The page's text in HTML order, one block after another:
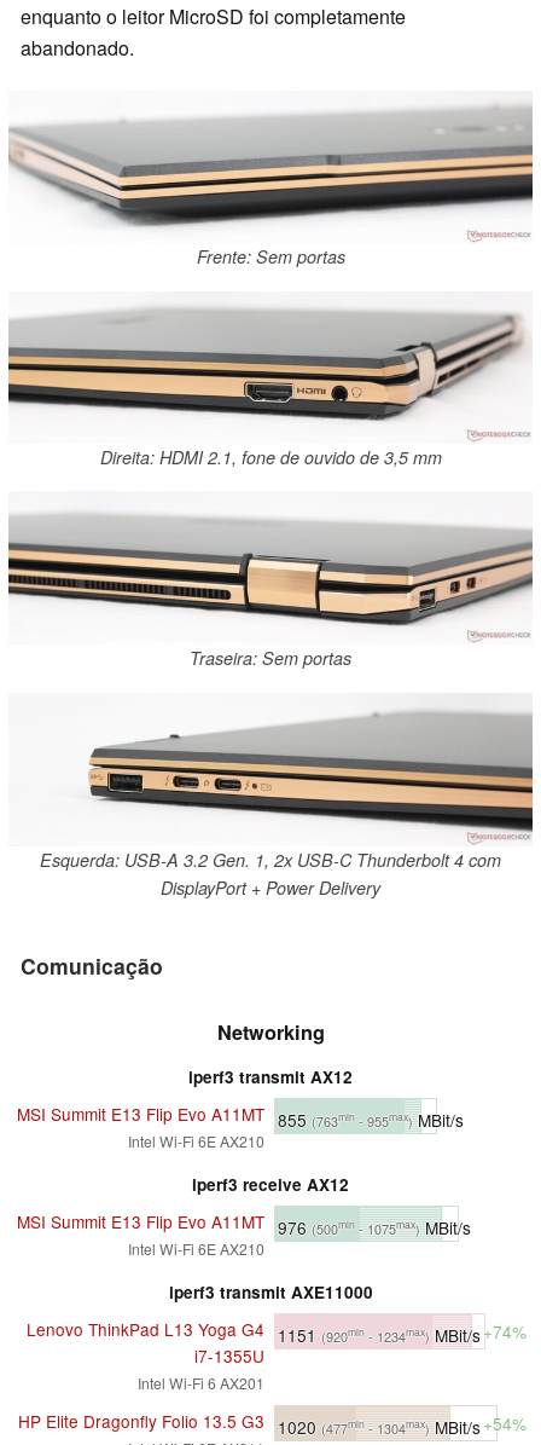
enquanto o leitor MicroSD foi completamente
abandonado.
Frente: Sem portas
Direita: HDMI 2.1, fone de ouvido de 3,5 mm
Traseira: Sem portas
Esquerda: USB-A 3.2 Gen. 1, 2x USB-C Thunderbolt 4 com
DisplayPort + Power Delivery
Comunicação
Networking
iperf3 transmit AX12
MSI Summit E13 Flip Evo A11MT
Intel Wi-Fi 6E AX210
855 (763min - 955max)MBit/s
iperf3 receive AX12
MSI Summit E13 Flip Evo A11MT
Intel Wi-Fi 6E AX210
976 (500min - 1075max)MBit/s
iperf3 transmit AXE11000
Lenovo ThinkPad L13 Yoga G4
i7-1355U
Intel Wi-Fi 6 AX201
1151 (920min - 1234max) MBit/s+74%
HP Elite Dragonfly Folio 13.5 G3 1020 (477min- 1304max)MBit/s+54%